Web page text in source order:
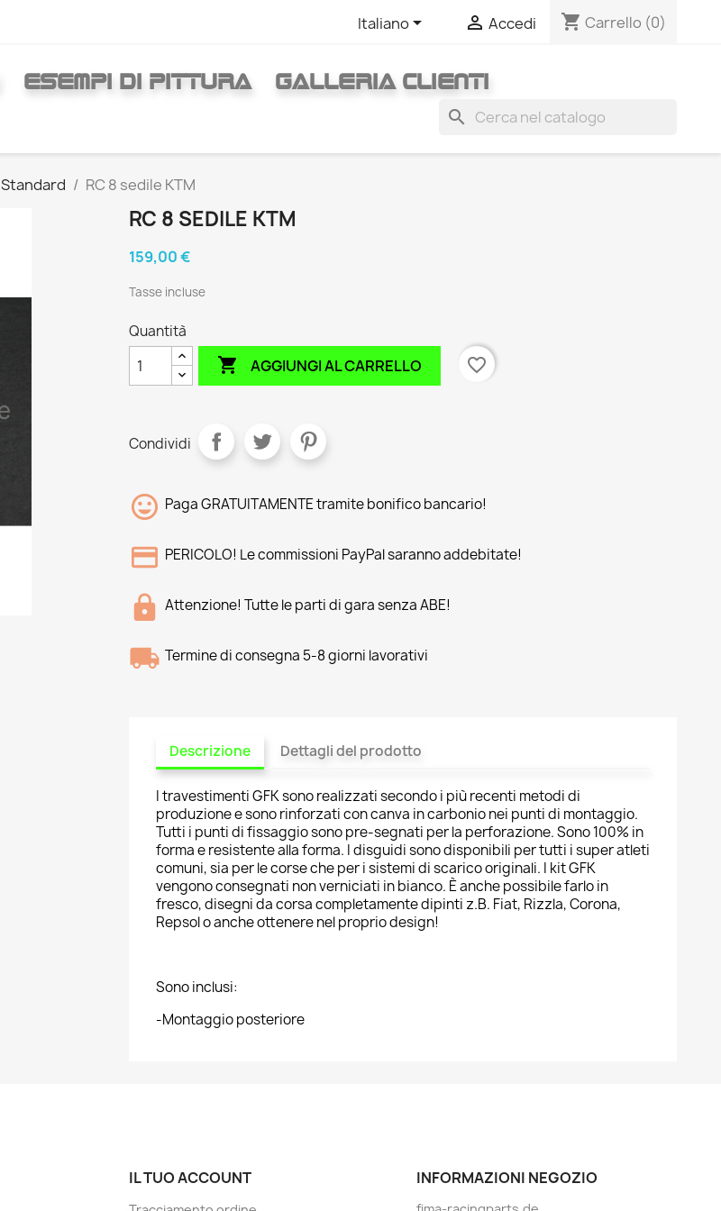
Italiano  Accedi shopping_cart Carrello (0)
ESEMPI DI PITTURA
GALLERIA CLIENTI
search
Standard RC 8 sedile KTM
RC 8 SEDILE KTM
159,00 €
Tasse incluse
Quantità
 AGGIUNGI AL CARRELLO favorite_border
Condividi
Paga GRATUITAMENTE tramite bonifico bancario!
PERICOLO! Le commissioni PayPal saranno addebitate!
Attenzione! Tutte le parti di gara senza ABE!
Termine di consegna 5-8 giorni lavorativi
Descrizione Dettagli del prodotto
I travestimenti GFK sono realizzati secondo i più recenti metodi di
produzione e sono rinforzati con canva in carbonio nei punti di montaggio.
Tutti i punti di fissaggio sono pre-segnati per la perforazione. Sono 100% in
forma e resistente alla forma. I disguidi sono disponibili per tutti i super atleti
comuni, sia per le corse che per i sistemi di scarico originali. I kit GFK
vengono consegnati non verniciati in bianco. È anche possibile farlo in
fresco, disegni da corsa completamente dipinti z.B. Fiat, Rizzla, Corona,
Repsol o anche ottenere nel proprio design!
Sono inclusi:
-Montaggio posteriore
IL TUO ACCOUNT INFORMAZIONI NEGOZIO